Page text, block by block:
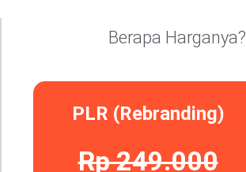
Berapa Harganya?
PLR (Rebranding)
Rp 249.000